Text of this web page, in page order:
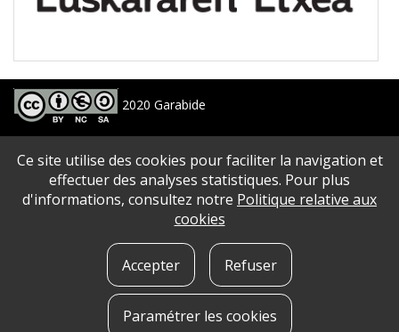
2020 Garabide
Larrin Plaza 1, 20550 Aretxabaleta, Gipuzkoa
688 63 24 33 / 943 250 397
garabide[arroba]garabide[puntu]eus
PLAN DU SITE | ACCESSIBILITé | AVERTISSEMENT | POLITIQUE DE CONFIDENTIALITé |
Ce site utilise des cookies pour faciliter la navigation et
effectuer des analyses statistiques. Pour plus
d'informations, consultez notre Politique relative aux
cookies
Accepter Refuser
Paramétrer les cookies